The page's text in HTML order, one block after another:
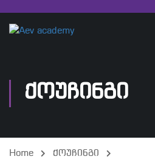
ᲥᲝᲣᲩᲘᲜᲒᲘ
Home
ქოუჩინგი